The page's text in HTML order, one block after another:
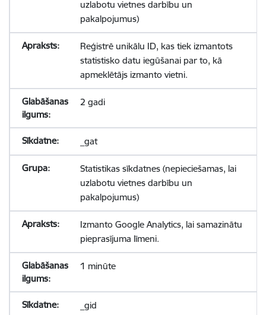
uzlabotu vietnes darbību un
pakalpojumus)
Reģistrē unikālu ID, kas tiek izmantots
statistisko datu iegūšanai par to, kā
apmeklētājs izmanto vietni.
2 gadi
_gat
Statistikas sīkdatnes (nepieciešamas, lai
uzlabotu vietnes darbību un
pakalpojumus)
Izmanto Google Analytics, lai samazinātu
pieprasījuma līmeni.
1 minūte
_gid